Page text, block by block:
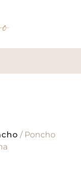
/ Poncho